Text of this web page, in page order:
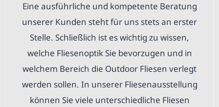
Eine ausführliche und kompetente Beratung
unserer Kunden steht für uns stets an erster
Stelle. Schließlich ist es wichtig zu wissen,
welche Fliesenoptik Sie bevorzugen und in
welchem Bereich die Outdoor Fliesen verlegt
werden sollen. In unserer Fliesenausstellung
können Sie viele unterschiedliche Fliesen